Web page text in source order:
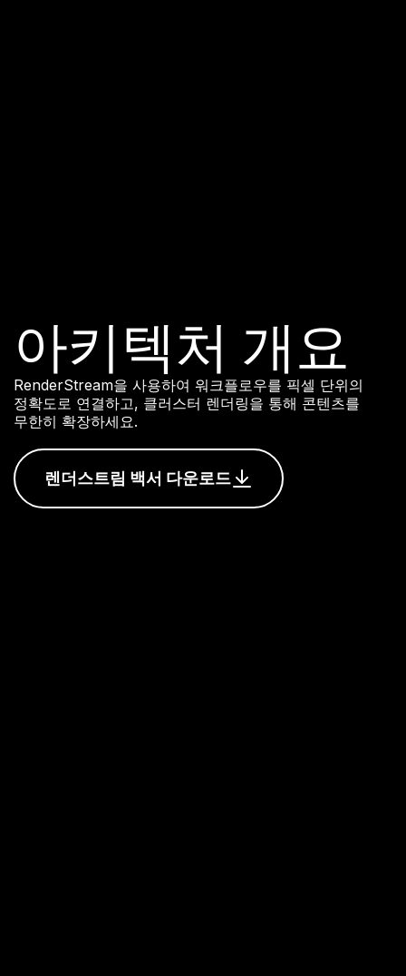
아키텍처 개요
RenderStream을 사용하여 워크플로우를 픽셀 단위의
정확도로 연결하고, 클러스터 렌더링을 통해 콘텐츠를
무한히 확장하세요.
렌더스트림 백서 다운로드